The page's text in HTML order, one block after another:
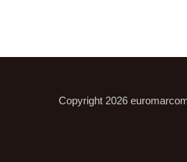
Copyright 2026